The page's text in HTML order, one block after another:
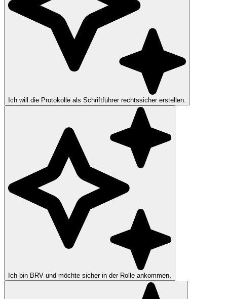
Ich will die Protokolle als Schriftführer rechtssicher erstellen.
Ich bin BRV und möchte sicher in der Rolle ankommen.